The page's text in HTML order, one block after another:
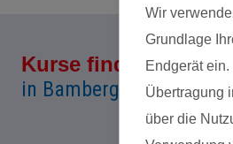
Kurse finden
in Bamberg
Wir
Grundlage
Endgerät
Übertragung
über die